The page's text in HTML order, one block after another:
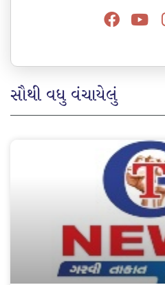
સૌથી વધુ વંચાયેલું